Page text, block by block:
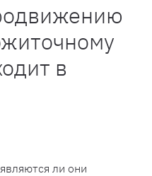
в
ли они